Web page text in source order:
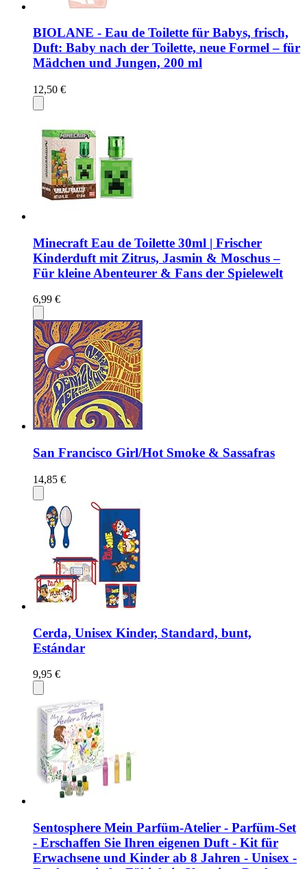
BIOLANE - Eau de Toilette für Babys, frisch,
Duft: Baby nach der Toilette, neue Formel – für
Mädchen und Jungen, 200 ml
12,50 €
Minecraft Eau de Toilette 30ml | Frischer
Kinderduft mit Zitrus, Jasmin & Moschus –
Für kleine Abenteurer & Fans der Spielewelt
6,99 €
San Francisco Girl/Hot Smoke & Sassafras
14,85 €
Cerda, Unisex Kinder, Standard, bunt,
Estándar
9,95 €
Sentosphere Mein Parfüm-Atelier - Parfüm-Set
- Erschaffen Sie Ihren eigenen Duft - Kit für
Erwachsene und Kinder ab 8 Jahren - Unisex -